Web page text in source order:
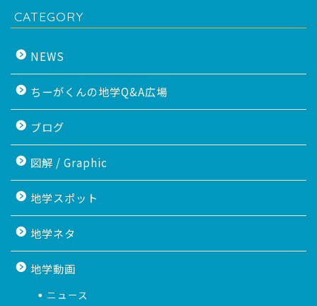
CATEGORY
NEWS
ちーがくんの地学Q&A広場
ブログ
図解 / Graphic
地学スポット
地学ネタ
地学動画
ニュース